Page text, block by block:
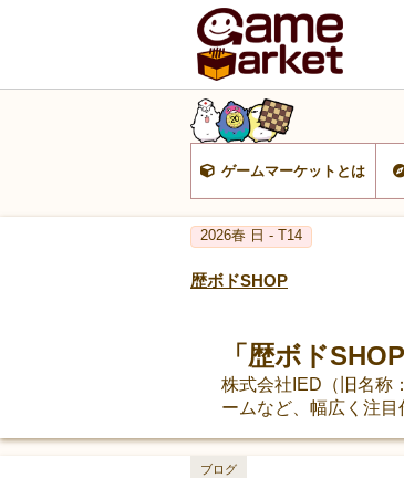
ゲームマーケットとは
2026春 日 - T14
歴ボドSHOP
「歴ボド
株式会社IED（旧名称
ームなど、幅広く注目
ブログ